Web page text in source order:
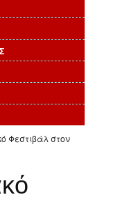
Φεστιβάλ στον